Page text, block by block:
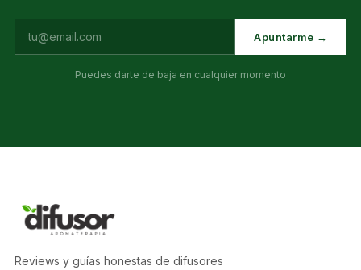
Apuntarme →
Puedes darte de baja en cualquier momento
Reviews y guías honestas de difusores